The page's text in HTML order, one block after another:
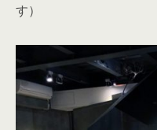
す）